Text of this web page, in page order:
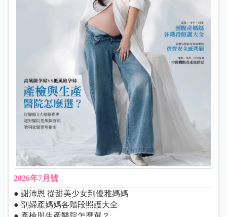
2026年7月號
● 謝沛恩 從甜美少女到優雅媽媽
● 剖婦產媽媽各階段照護大全